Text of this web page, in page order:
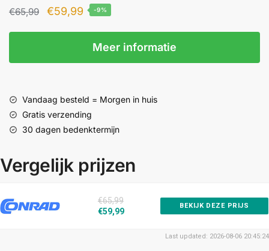
€65,99
Oorspronkelijke
€65,99.
€59,99 Huidige
is:
€59,99.
-9%
Meer informatie
Vandaag besteld = Morgen in huis
Gratis verzending
30 dagen bedenktermijn
Vergelijk prijzen
€65,99
€59,99
BEKIJK DEZE PRIJS
Last updated: 2026-08-06 20:45:24